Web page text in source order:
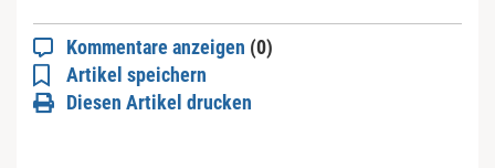
Kommentare anzeigen (0)
Artikel speichern
Diesen Artikel drucken